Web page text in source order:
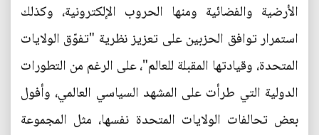
الأرضية والفضائية ومنها الحروب الإلكترونية، وكذلك
استمرار توافق الحزبين على تعزيز نظرية "تفوّق الولايات
المتحدة، وقيادتها المقبلة للعالم"، على الرغم من التطورات
الدولية التي طرأت على المشهد السياسي العالمي، وأفول
بعض تحالفات الولايات المتحدة نفسها، مثل المجموعة